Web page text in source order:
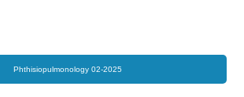
Phthisiopulmonology 02-2025